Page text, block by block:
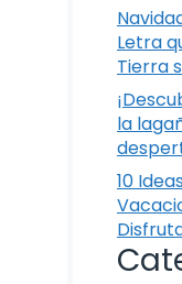
Letra
Tierra
la
10